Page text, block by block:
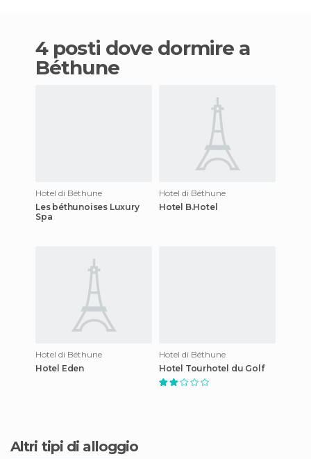
4 posti dove dormire a
Béthune
Hotel di Béthune
Les béthunoises Luxury
Spa
Hotel di Béthune
Hotel B.Hotel
Hotel di Béthune
Hotel Eden
Hotel di Béthune
Hotel Tourhotel du Golf
Altri tipi di alloggio